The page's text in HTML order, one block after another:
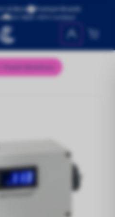
& More
Premium Brands
ISO 9001:2015 Certified
productos
Fixed Monitors